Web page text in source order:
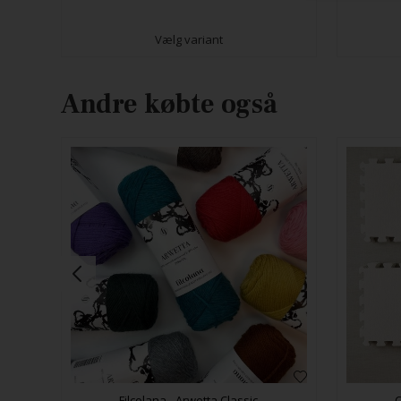
Vælg variant
Andre købte også